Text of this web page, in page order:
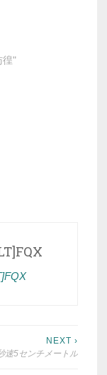
徨"
NEXT ›
速5センチメートル